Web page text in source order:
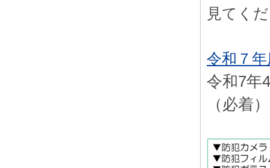
見てく
令和７
令和7年
（必着）